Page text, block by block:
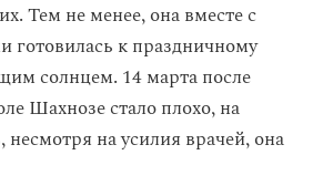
Тем не менее, она вместе с
готовилась к праздничному
солнцем. 14 марта после
Шахнозе стало плохо, на
на усилия врачей, она